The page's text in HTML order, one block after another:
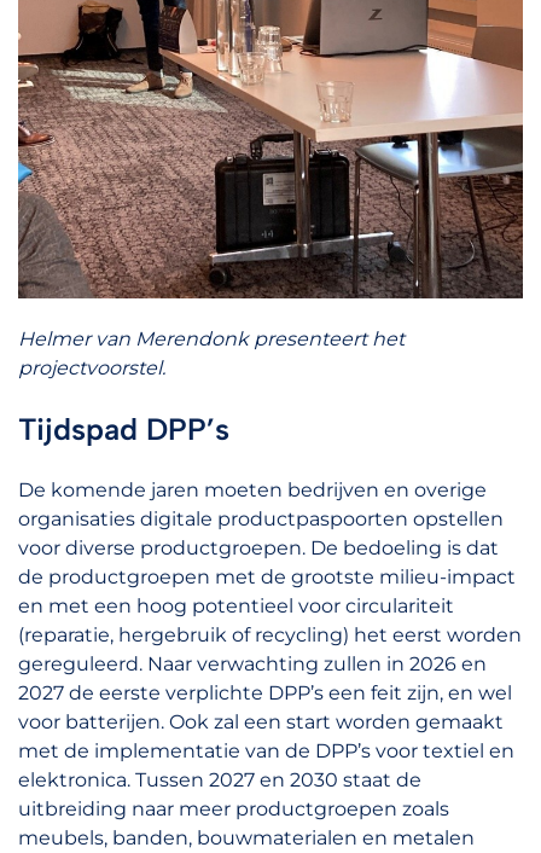
Helmer van Merendonk presenteert het
projectvoorstel.
Tijdspad DPP’s
De komende jaren moeten bedrijven en overige
organisaties digitale productpaspoorten opstellen
voor diverse productgroepen. De bedoeling is dat
de productgroepen met de grootste milieu-impact
en met een hoog potentieel voor circulariteit
(reparatie, hergebruik of recycling) het eerst worden
gereguleerd. Naar verwachting zullen in 2026 en
2027 de eerste verplichte DPP’s een feit zijn, en wel
voor batterijen. Ook zal een start worden gemaakt
met de implementatie van de DPP’s voor textiel en
elektronica. Tussen 2027 en 2030 staat de
uitbreiding naar meer productgroepen zoals
meubels, banden, bouwmaterialen en metalen